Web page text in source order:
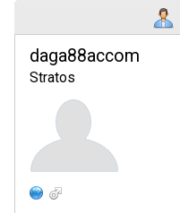
daga88accom
Stratos